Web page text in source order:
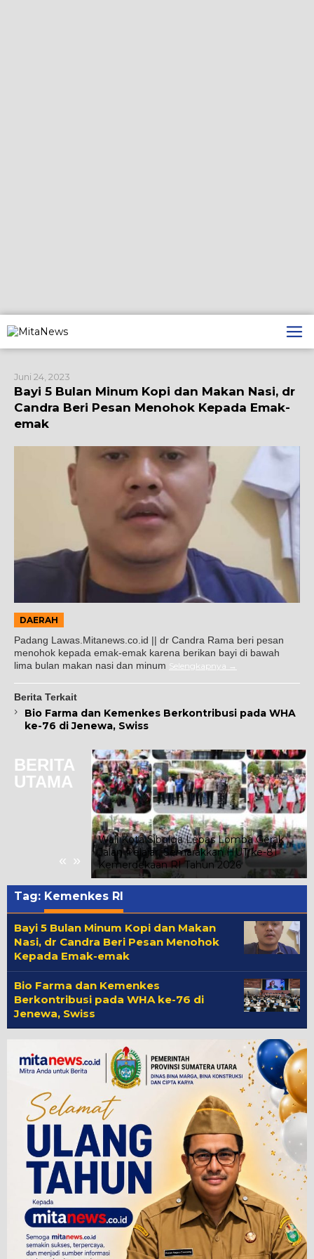
ke
konten
Juni 24, 2023
Bayi 5 Bulan Minum Kopi dan Makan Nasi, dr
Candra Beri Pesan Menohok Kepada Emak-
emak
DAERAH
Padang Lawas.Mitanews.co.id || dr Candra Rama beri pesan
menohok kepada emak-emak karena berikan bayi di bawah
lima bulan makan nasi dan minum Selengkapnya
Berita Terkait
Bio Farma dan Kemenkes Berkontribusi pada WHA
ke-76 di Jenewa, Swiss
BERITA
UTAMA
« »
Wali Kota Sibolga Lepas Lomba Gerak
Jalan Pelajar, Semarakkan HUT ke-81
Kemerdekaan RI Tahun 2026
Tag: Kemenkes RI
Bayi 5 Bulan Minum Kopi dan Makan
Nasi, dr Candra Beri Pesan Menohok
Kepada Emak-emak
Bio Farma dan Kemenkes
Berkontribusi pada WHA ke-76 di
Jenewa, Swiss